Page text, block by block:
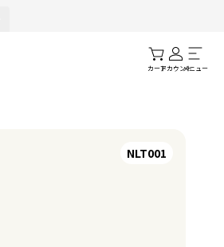
カートアカウントメニュー
NLT001